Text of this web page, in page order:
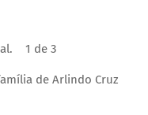
1 de 3
de Arlindo Cruz